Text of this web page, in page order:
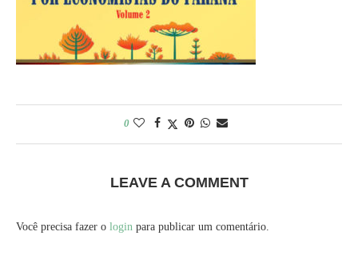
0
LEAVE A COMMENT
Você precisa fazer o login para publicar um comentário.